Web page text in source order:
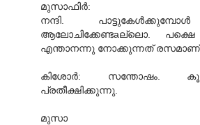
മുസാഫിര്‍:
നന്ദി.
ആലോചിക്കേണ്ടaല്ലൊ.
എന്താനന്നു നോക്കുന്നത്
കിശോര്‍: സന്തോഷം.
പ്രതീക്ഷിക്കുന്നു.
മുസാ